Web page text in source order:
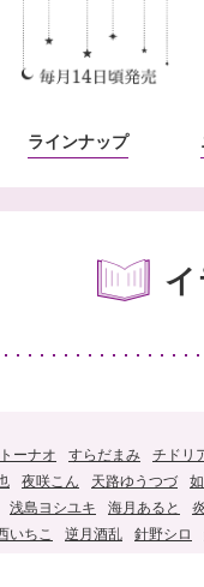
ラインナップ
ーナオ すらだまみ チドリ
夜咲こん 天路ゆうつづ
浅島ヨシユキ 海月あると
いちこ 逆月酒乱 針野シロ